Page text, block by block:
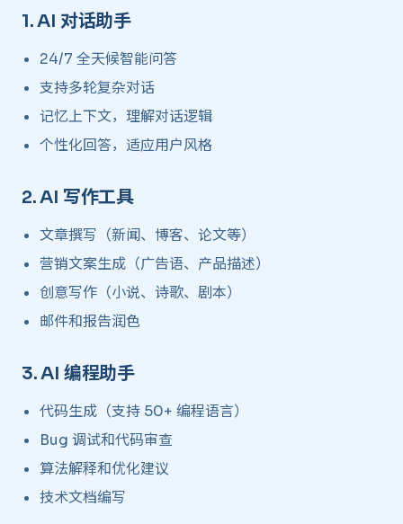
1.AI 对话助手
24/7 全天候智能问答
支持多轮复杂对话
记忆上下文，理解对话逻辑
个性化回答，适应用户风格
2.AI 写作工具
文章撰写（新闻、博客、论文等）
营销文案生成（广告语、产品描述）
创意写作（小说、诗歌、剧本）
邮件和报告润色
3.AI 编程助手
代码生成（支持 50+ 编程语言）
Bug 调试和代码审查
算法解释和优化建议
技术文档编写